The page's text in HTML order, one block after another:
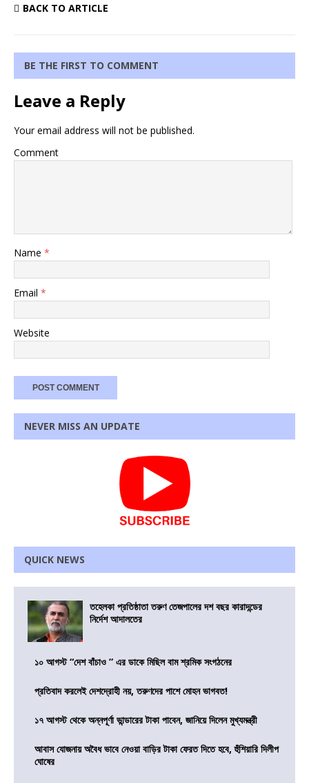
BACK TO ARTICLE
BE THE FIRST TO COMMENT
Leave a Reply
Your email address will not be published.
Comment
Name *
Email *
Website
NEVER MISS AN UPDATE
QUICK NEWS
তহেলকা প্রতিষ্ঠাতা তরুণ তেজপালের দশ বছর কারাদন্ডের
নির্দেশ আদালতের
১০ আগস্ট “দেশ বাঁচাও ” এর ডাকে মিছিল বাম শ্রমিক সংগঠনের
প্রতিবাদ করলেই দেশদ্রোহী নয়, তরুণদের পাশে মোহন ভাগবত!
১৭ আগস্ট থেকে অন্নপূর্ণা ভান্ডারের টাকা পাবেন, জানিয়ে দিলেন মুখ্যমন্ত্রী
আবাস যোজনায় অবৈধ ভাবে নেওয়া বাড়ির টাকা ফেরত দিতে হবে, হুঁশিয়ারি দিলীপ
ঘোষের